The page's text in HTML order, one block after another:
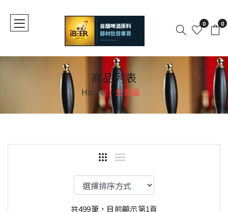
0 0
商品列表
Home 全商品
共499筆，目前顯示第1頁